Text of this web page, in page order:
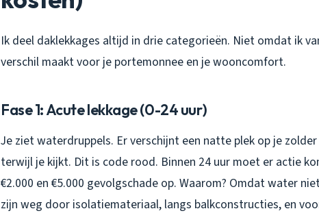
Ik deel daklekkages altijd in drie categorieën. Niet omdat ik
verschil maakt voor je portemonnee en je wooncomfort.
Fase 1: Acute lekkage (0-24 uur)
Je ziet waterdruppels. Er verschijnt een natte plek op je
terwijl je kijkt. Dit is code rood. Binnen 24 uur moet er actie
€2.000 en €5.000 gevolgschade op. Waarom? Omdat water
zijn weg door isolatiemateriaal, langs balkconstructies, en